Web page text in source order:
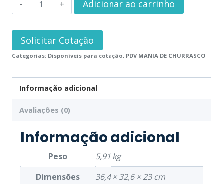
Adicionar ao carrinho
Solicitar Cotação
Categorias: Disponíveis para cotação, PDV MANIA DE CHURRASCO
Informação adicional
Avaliações (0)
Informação adicional
Peso
5,91 kg
Dimensões
36,4 × 32,6 × 23 cm